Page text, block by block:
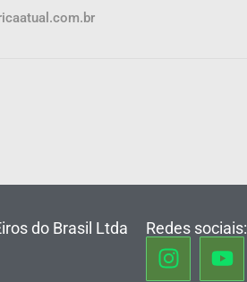
do Brasil Ltda Redes sociais: